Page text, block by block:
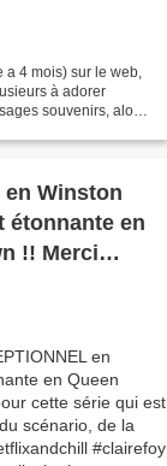
a 4 mois) sur le web,
à adorer
souvenirs, alors
en Winston
étonnante en
!! Merci
scénario,